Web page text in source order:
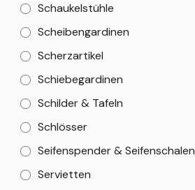
Schaukelstühle
Scheibengardinen
Scherzartikel
Schiebegardinen
Schilder & Tafeln
Schlösser
Seifenspender & Seifenschalen
Servietten